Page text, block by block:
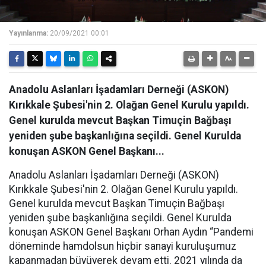
Yayınlanma: 20/09/2021 00:01
Anadolu Aslanları İşadamları Derneği (ASKON)
Kırıkkale Şubesi'nin 2. Olağan Genel Kurulu yapıldı.
Genel kurulda mevcut Başkan Timuçin Bağbaşı
yeniden şube başkanlığına seçildi. Genel Kurulda
konuşan ASKON Genel Başkanı...
Anadolu Aslanları İşadamları Derneği (ASKON)
Kırıkkale Şubesi'nin 2. Olağan Genel Kurulu yapıldı.
Genel kurulda mevcut Başkan Timuçin Bağbaşı
yeniden şube başkanlığına seçildi. Genel Kurulda
konuşan ASKON Genel Başkanı Orhan Aydın “Pandemi
döneminde hamdolsun hiçbir sanayi kuruluşumuz
kapanmadan büyüyerek devam etti. 2021 yılında da